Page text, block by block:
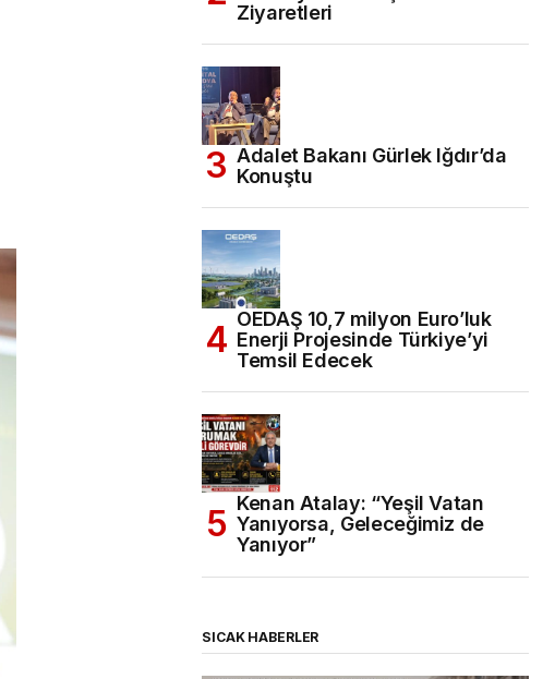
Ziyaretleri
Adalet Bakanı Gürlek Iğdır’da
Konuştu
OEDAŞ 10,7 milyon Euro’luk
Enerji Projesinde Türkiye’yi
Temsil Edecek
Kenan Atalay: “Yeşil Vatan
Yanıyorsa, Geleceğimiz de
Yanıyor”
SICAK HABERLER